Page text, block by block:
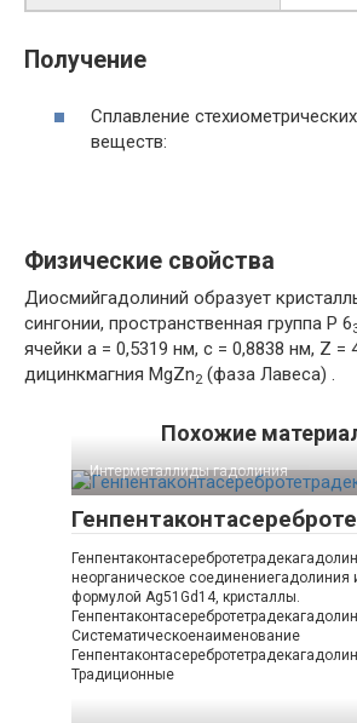
Получение
Сплавление
веществ:
Физические свойства
Диосмийгадолиний образует
сингонии, пространственная группа P 6
ячейки a = 0,5319 нм, c = 0,8838 нм, Z =
дицинкмагния MgZn2 (фаза Лавеса) .
Похожие
Интерметаллиды гадолиния‎
неорганическое соединениегадолиния
формулой Ag51Gd14, кристаллы.
Систематическоенаименование
Традиционные